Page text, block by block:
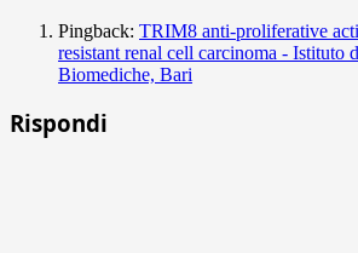
Pingback: TRIM8 anti-proliferative
resistant renal cell carcinoma - Istituto
Biomediche, Bari
Rispondi